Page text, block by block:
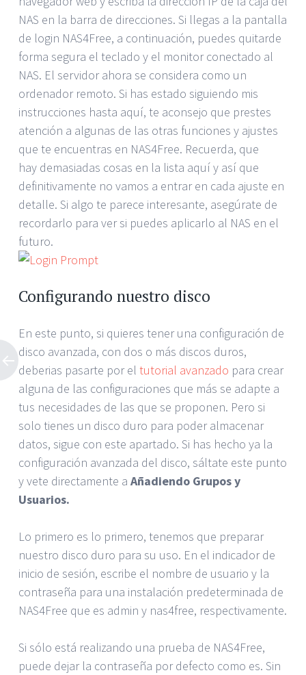
NAS en la barra de direcciones. Si llegas a la pantalla
de login NAS4Free, a continuación, puedes quitarde
forma segura el teclado y el monitor conectado al
NAS. El servidor ahora se considera como un
ordenador remoto. Si has estado siguiendo mis
instrucciones hasta aquí, te aconsejo que prestes
atención a algunas de las otras funciones y ajustes
que te encuentras en NAS4Free. Recuerda, que
hay demasiadas cosas en la lista aquí y así que
definitivamente no vamos a entrar en cada ajuste en
detalle. Si algo te parece interesante, asegúrate de
recordarlo para ver si puedes aplicarlo al NAS en el
futuro.
Configurando nuestro disco
En este punto, si quieres tener una configuración de
disco avanzada, con dos o más discos duros,
deberias pasarte por el tutorial avanzado para crear
alguna de las configuraciones que más se adapte a
tus necesidades de las que se proponen. Pero si
solo tienes un disco duro para poder almacenar
datos, sigue con este apartado. Si has hecho ya la
configuración avanzada del disco, sáltate este punto
y vete directamente a Añadiendo Grupos y
Usuarios.
Lo primero es lo primero, tenemos que preparar
nuestro disco duro para su uso. En el indicador de
inicio de sesión, escribe el nombre de usuario y la
contraseña para una instalación predeterminada de
NAS4Free que es admin y nas4free, respectivamente.
Si sólo está realizando una prueba de NAS4Free,
puede dejar la contraseña por defecto como es. Sin